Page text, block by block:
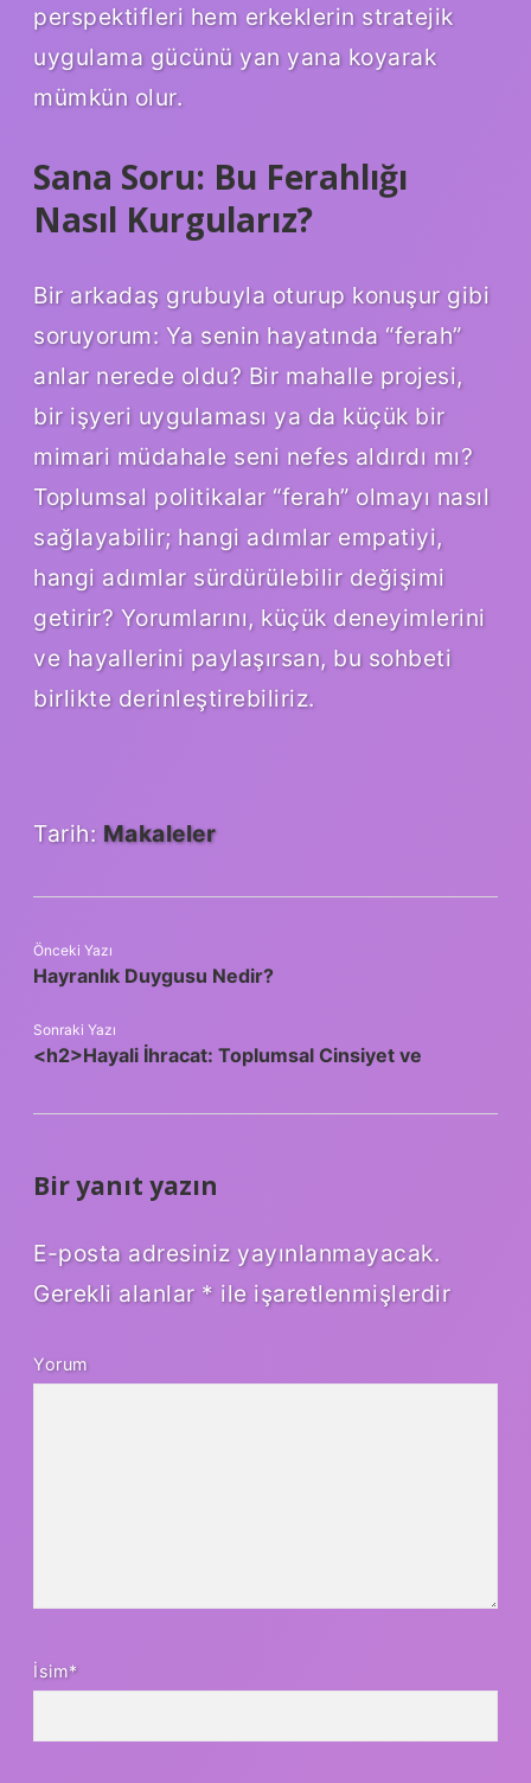
perspektifleri hem erkeklerin stratejik
uygulama gücünü yan yana koyarak
mümkün olur.
Sana Soru: Bu Ferahlığı
Nasıl Kurgularız?
Bir arkadaş grubuyla oturup konuşur gibi
soruyorum: Ya senin hayatında “ferah”
anlar nerede oldu? Bir mahalle projesi,
bir işyeri uygulaması ya da küçük bir
mimari müdahale seni nefes aldırdı mı?
Toplumsal politikalar “ferah” olmayı nasıl
sağlayabilir; hangi adımlar empatiyi,
hangi adımlar sürdürülebilir değişimi
getirir? Yorumlarını, küçük deneyimlerini
ve hayallerini paylaşırsan, bu sohbeti
birlikte derinleştirebiliriz.
Tarih: Makaleler
Önceki Yazı
Hayranlık Duygusu Nedir?
Sonraki Yazı
<h2>Hayali İhracat: Toplumsal Cinsiyet ve
Bir yanıt yazın
E-posta adresiniz yayınlanmayacak.
Gerekli alanlar * ile işaretlenmişlerdir
Yorum
İsim*